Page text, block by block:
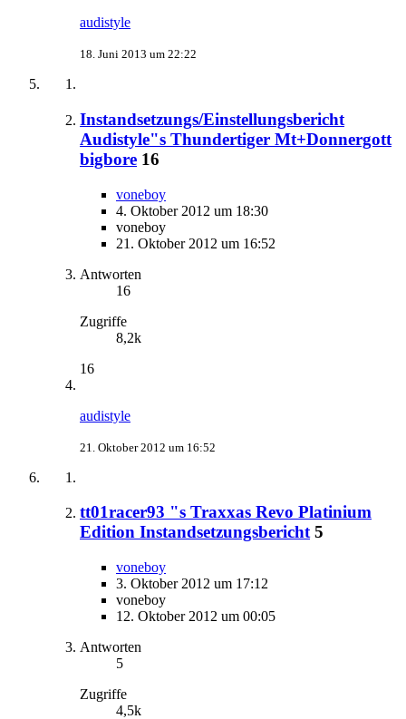
audistyle
18. Juni 2013 um 22:22
Instandsetzungs/Einstellungsbericht
Audistyle"s Thundertiger Mt+Donnergott
bigbore 16
voneboy
4. Oktober 2012 um 18:30
voneboy
21. Oktober 2012 um 16:52
Antworten
16
Zugriffe
8,2k
16
audistyle
21. Oktober 2012 um 16:52
tt01racer93 "s Traxxas Revo Platinium
Edition Instandsetzungsbericht 5
voneboy
3. Oktober 2012 um 17:12
voneboy
12. Oktober 2012 um 00:05
Antworten
5
Zugriffe
4,5k